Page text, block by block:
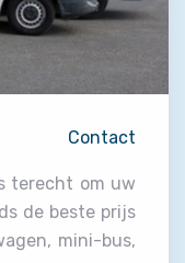
Contact
terecht om uw
de beste prijs
mini-bus,